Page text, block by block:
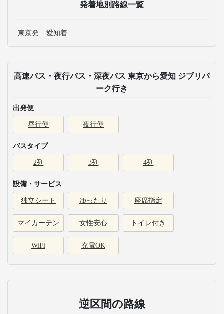
発着地別路線一覧
東京発 愛知着
高速バス・夜行バス・深夜バス 東京から愛知 ジブリパ
ーク行き
出発便
昼行便 夜行便
バスタイプ
2列 3列 4列
設備・サービス
独立シート ゆったり 座席指定
マイカーテン 女性安心 トイレ付き
WiFi 充電OK
逆区間の路線